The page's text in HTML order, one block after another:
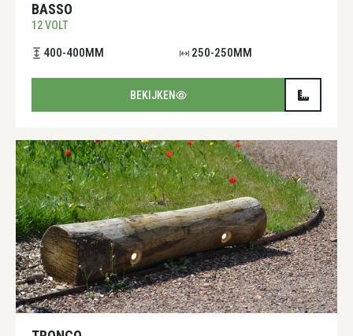
BASSO
12 VOLT
400-400MM 250-250MM
BEKIJKEN